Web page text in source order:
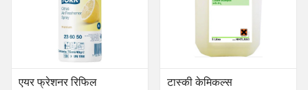
एयर फ्रेशनर रिफिल टास्की केमिकल्स